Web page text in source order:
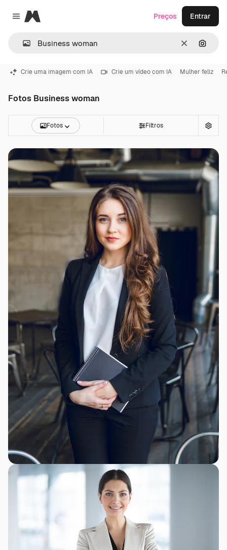
Close menu
Magnific
Limpar
Preços Entrar
Crie uma imagem com IA Crie um vídeo com IA Mulher feliz
Fotos Business woman
Fotos Filtros